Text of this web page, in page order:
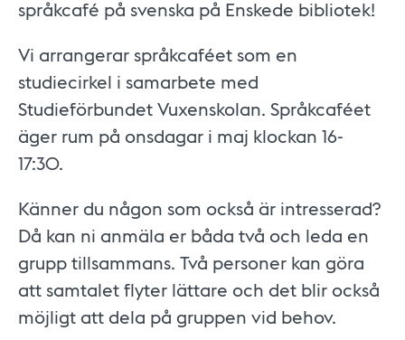
språkcafé på svenska på Enskede bibliotek!
Vi arrangerar språkcaféet som en
studiecirkel i samarbete med
Studieförbundet Vuxenskolan. Språkcaféet
äger rum på onsdagar i maj klockan 16-
17:30.
Känner du någon som också är intresserad?
Då kan ni anmäla er båda två och leda en
grupp tillsammans. Två personer kan göra
att samtalet flyter lättare och det blir också
möjligt att dela på gruppen vid behov.